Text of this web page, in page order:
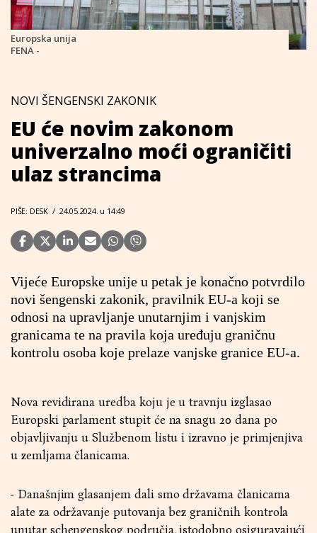
Europska unija
FENA -
NOVI ŠENGENSKI ZAKONIK
EU će novim zakonom
univerzalno moći ograničiti
ulaz strancima
PIŠE: DESK / 24.05.2024. u 14:49
Vijeće Europske unije u petak je konačno potvrdilo
novi šengenski zakonik, pravilnik EU-a koji se
odnosi na upravljanje unutarnjim i vanjskim
granicama te na pravila koja uređuju graničnu
kontrolu osoba koje prelaze vanjske granice EU-a.
Nova revidirana uredba koju je u travnju izglasao
Europski parlament stupit će na snagu 20 dana po
objavljivanju u Službenom listu i izravno je primjenjiva
u zemljama članicama.
- Današnjim glasanjem dali smo državama članicama
alate za održavanje putovanja bez graničnih kontrola
unutar schengenskog područja, istodobno osiguravajući